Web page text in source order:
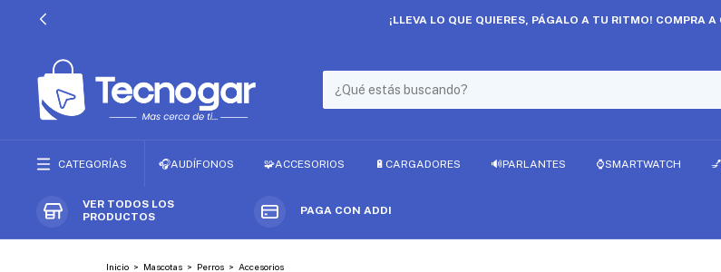
¡LLEVA LO QUE QUIERES, PÁGALO A TU RITMO! COMPRA
CATEGORÍAS 🎧AUDÍFONOS 🧩ACCESORIOS 🔋CARGADORES 🔊PARLANTES ⌚SMARTWATCH
VER TODOS LOS
PRODUCTOS
PAGA CON ADDI
Inicio > Mascotas > Perros > Accesorios